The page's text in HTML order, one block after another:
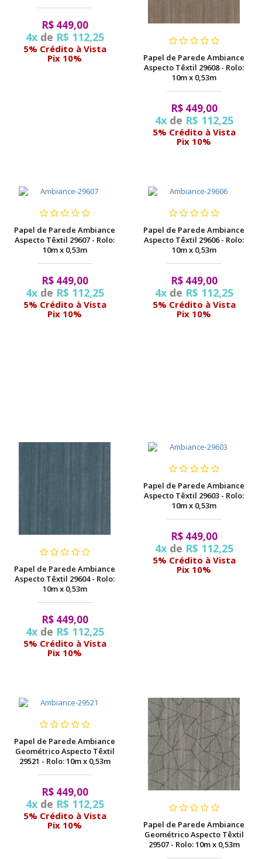
R$ 449,00
4xde R$ 112,25
5% Crédito à Vista
Pix 10%
Papel de Parede Ambiance
Aspecto Têxtil 29608 - Rolo:
10m x 0,53m
R$ 449,00
4xde R$ 112,25
5% Crédito à Vista
Pix 10%
Papel de Parede Ambiance
Aspecto Têxtil 29607 - Rolo:
10m x 0,53m
R$ 449,00
4xde R$ 112,25
5% Crédito à Vista
Pix 10%
Papel de Parede Ambiance
Aspecto Têxtil 29606 - Rolo:
10m x 0,53m
R$ 449,00
4xde R$ 112,25
5% Crédito à Vista
Pix 10%
Papel de Parede Ambiance
Aspecto Têxtil 29604 - Rolo:
10m x 0,53m
R$ 449,00
4xde R$ 112,25
5% Crédito à Vista
Pix 10%
Papel de Parede Ambiance
Aspecto Têxtil 29603 - Rolo:
10m x 0,53m
R$ 449,00
4xde R$ 112,25
5% Crédito à Vista
Pix 10%
Papel de Parede Ambiance
Geométrico Aspecto Têxtil
29521 - Rolo: 10m x 0,53m
R$ 449,00
4xde R$ 112,25
5% Crédito à Vista
Pix 10%
Papel de Parede Ambiance
Geométrico Aspecto Têxtil
29507 - Rolo: 10m x 0,53m